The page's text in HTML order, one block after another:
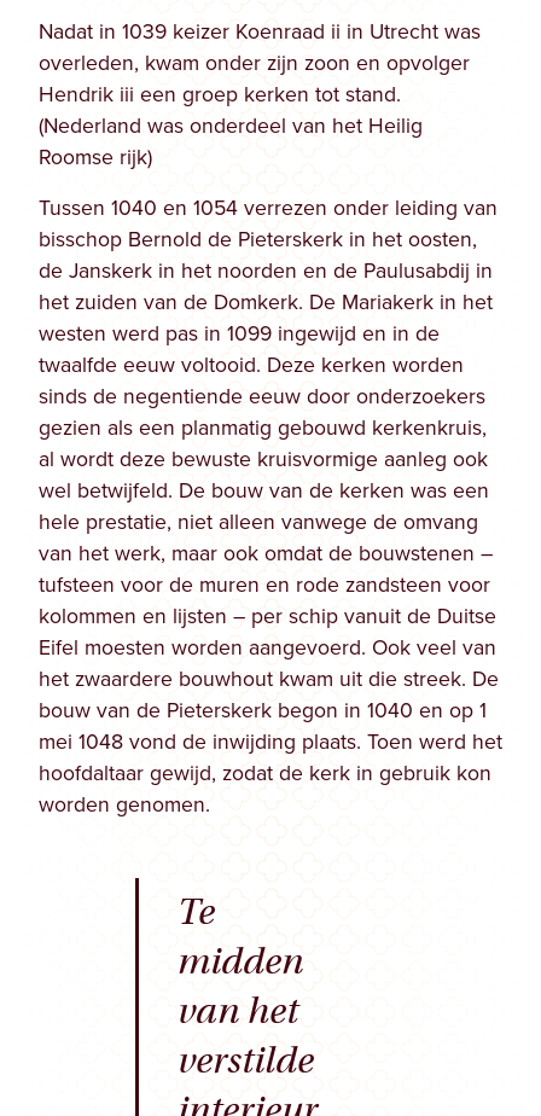
Nadat in 1039 keizer Koenraad ii in Utrecht was
overleden, kwam onder zijn zoon en opvolger
Hendrik iii een groep kerken tot stand.
(Nederland was onderdeel van het Heilig
Roomse rijk)
Tussen 1040 en 1054 verrezen onder leiding van
bisschop Bernold de Pieterskerk in het oosten,
de Janskerk in het noorden en de Paulusabdij in
het zuiden van de Domkerk. De Mariakerk in het
westen werd pas in 1099 ingewijd en in de
twaalfde eeuw voltooid. Deze kerken worden
sinds de negentiende eeuw door onderzoekers
gezien als een planmatig gebouwd kerkenkruis,
al wordt deze bewuste kruisvormige aanleg ook
wel betwijfeld. De bouw van de kerken was een
hele prestatie, niet alleen vanwege de omvang
van het werk, maar ook omdat de bouwstenen –
tufsteen voor de muren en rode zandsteen voor
kolommen en lijsten – per schip vanuit de Duitse
Eifel moesten worden aangevoerd. Ook veel van
het zwaardere bouwhout kwam uit die streek. De
bouw van de Pieterskerk begon in 1040 en op 1
mei 1048 vond de inwijding plaats. Toen werd het
hoofdaltaar gewijd, zodat de kerk in gebruik kon
worden genomen.
Te
midden
van het
verstilde